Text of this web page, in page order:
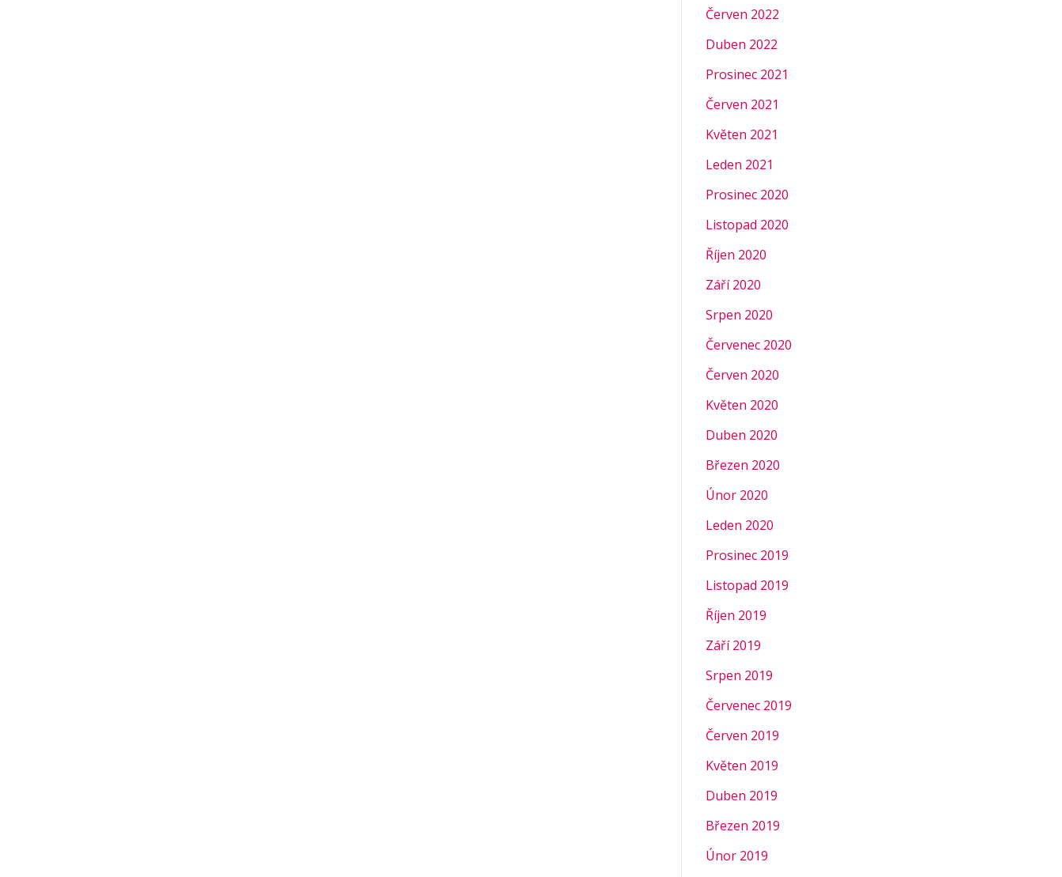
Červen 2022
Duben 2022
Prosinec 2021
Červen 2021
Květen 2021
Leden 2021
Prosinec 2020
Listopad 2020
Říjen 2020
Září 2020
Srpen 2020
Červenec 2020
Červen 2020
Květen 2020
Duben 2020
Březen 2020
Únor 2020
Leden 2020
Prosinec 2019
Listopad 2019
Říjen 2019
Září 2019
Srpen 2019
Červenec 2019
Červen 2019
Květen 2019
Duben 2019
Březen 2019
Únor 2019